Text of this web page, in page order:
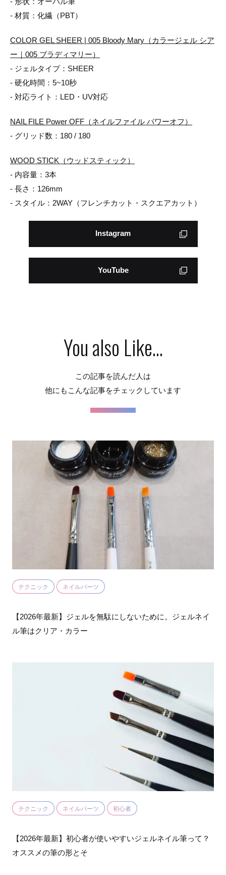
- 材質：化繊（PBT）
COLOR GEL SHEER | 005 Bloody Mary（カラージェル シア
ー｜005 ブラディマリー）
- ジェルタイプ：SHEER
- 硬化時間：5~10秒
- 対応ライト：LED・UV対応
NAIL FILE Power OFF（ネイルファイル パワーオフ）
- グリッド数：180 / 180
WOOD STICK（ウッドスティック）
- 内容量：3本
- 長さ：126mm
- スタイル：2WAY（フレンチカット・スクエアカット）
Instagram
YouTube
You also Like...
この記事を読んだ人は
他にもこんな記事をチェックしています
テクニック ネイルパーツ
【2026年最新】ジェルを無駄にしないために。ジェルネイ
ル筆はクリア・カラー
テクニック ネイルパーツ 初心者
【2026年最新】初心者が使いやすいジェルネイル筆って？
オススメの筆の形とそ